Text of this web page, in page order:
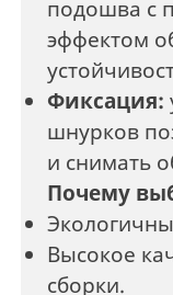
подошва с
эффектом
Фиксация:
шнурков
и снимать
Почему
Высокое
сборки.